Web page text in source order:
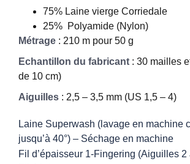
75% Laine vierge Corriedale
25% Polyamide (Nylon)
Métrage : 210 m pour 50 g
Echantillon du fabricant : 30 mailles
de 10 cm)
Aiguilles : 2,5 – 3,5 mm (US 1,5 – 4)
Laine Superwash (lavage en machine
jusqu’à 40°) – Séchage en machine
Fil d’épaisseur 1-Fingering (Aiguilles 2